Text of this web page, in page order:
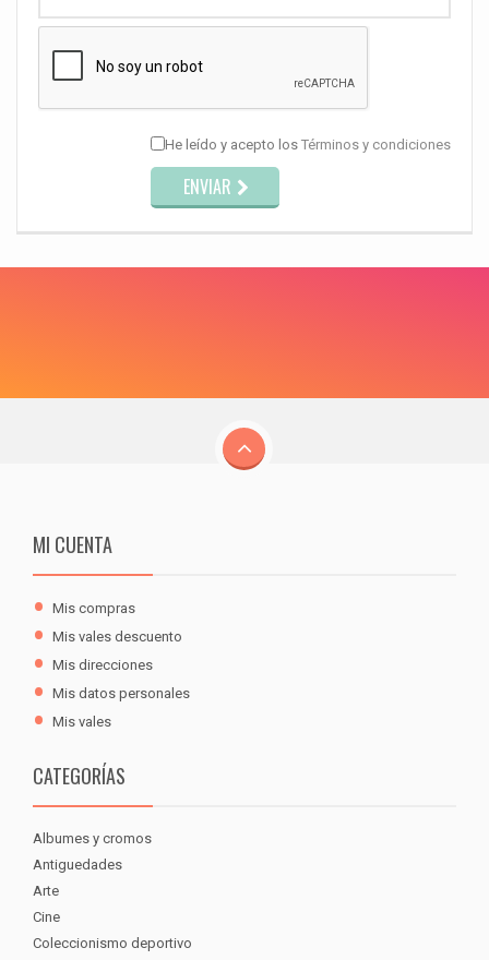
He leído y acepto los Términos y condiciones
ENVIAR
MI CUENTA
Mis compras
Mis vales descuento
Mis direcciones
Mis datos personales
Mis vales
CATEGORÍAS
Albumes y cromos
Antiguedades
Arte
Cine
Coleccionismo deportivo